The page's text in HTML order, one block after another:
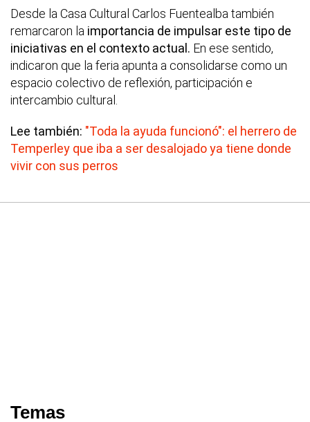
Desde la Casa Cultural Carlos Fuentealba también
remarcaron la importancia de impulsar este tipo de
iniciativas en el contexto actual. En ese sentido,
indicaron que la feria apunta a consolidarse como un
espacio colectivo de reflexión, participación e
intercambio cultural.
Lee también: "Toda la ayuda funcionó": el herrero de
Temperley que iba a ser desalojado ya tiene donde
vivir con sus perros
Temas